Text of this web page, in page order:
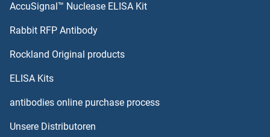
ADAMTS16 ELISA Kits
ADCY9 ELISA Kits
ADCYAP1R1 ELISA Kits
AccuSignal™ Nuclease ELISA Kit
Rabbit RFP Antibody
Rockland Original products
ELISA Kits
antibodies online purchase process
Unsere Distributoren